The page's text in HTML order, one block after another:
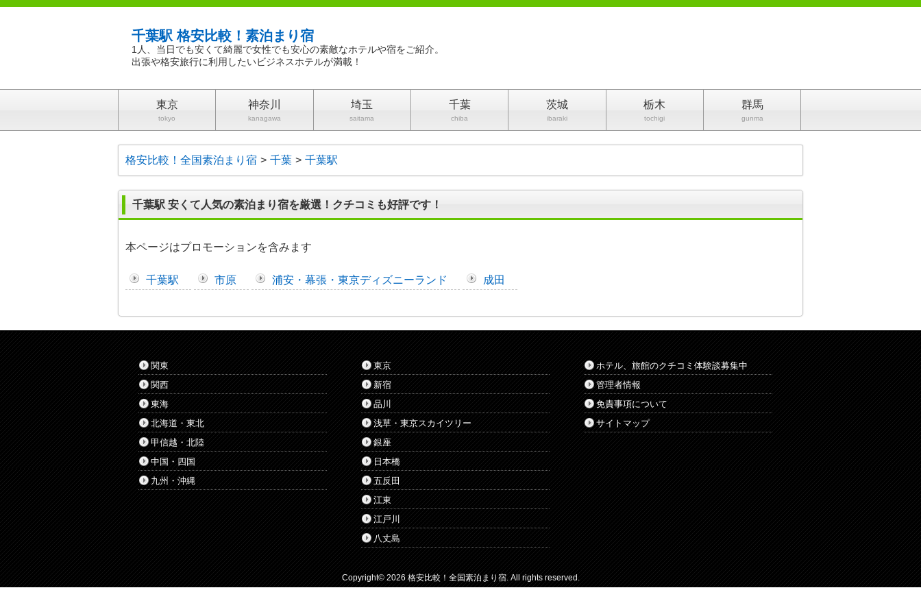
千葉駅 格安比較！素泊まり宿
1人、当日でも安くて綺麗で女性でも安心の素敵なホテルや宿をご紹介。
出張や格安旅行に利用したいビジネスホテルが満載！
東京
tokyo
神奈川
kanagawa
埼玉
saitama
千葉
chiba
茨城
ibaraki
栃木
tochigi
群馬
gunma
格安比較！全国素泊まり宿 千葉 千葉駅
千葉駅 安くて人気の素泊まり宿を厳選！クチコミも好評です！
本ページはプロモーションを含みます
千葉駅 市原 浦安・幕張・東京ディズニーランド 成田
関東
関西
東海
北海道・東北
甲信越・北陸
中国・四国
九州・沖縄
東京
新宿
品川
浅草・東京スカイツリー
銀座
日本橋
五反田
江東
江戸川
八丈島
ホテル、旅館のクチコミ体験談募集中
管理者情報
免責事項について
サイトマップ
Copyright© 2026 格安比較！全国素泊まり宿. All rights reserved.